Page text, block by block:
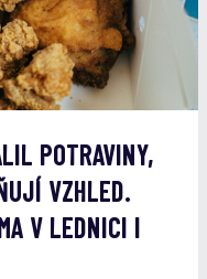
POTRAVINY,
VZHLED.
V LEDNICI I